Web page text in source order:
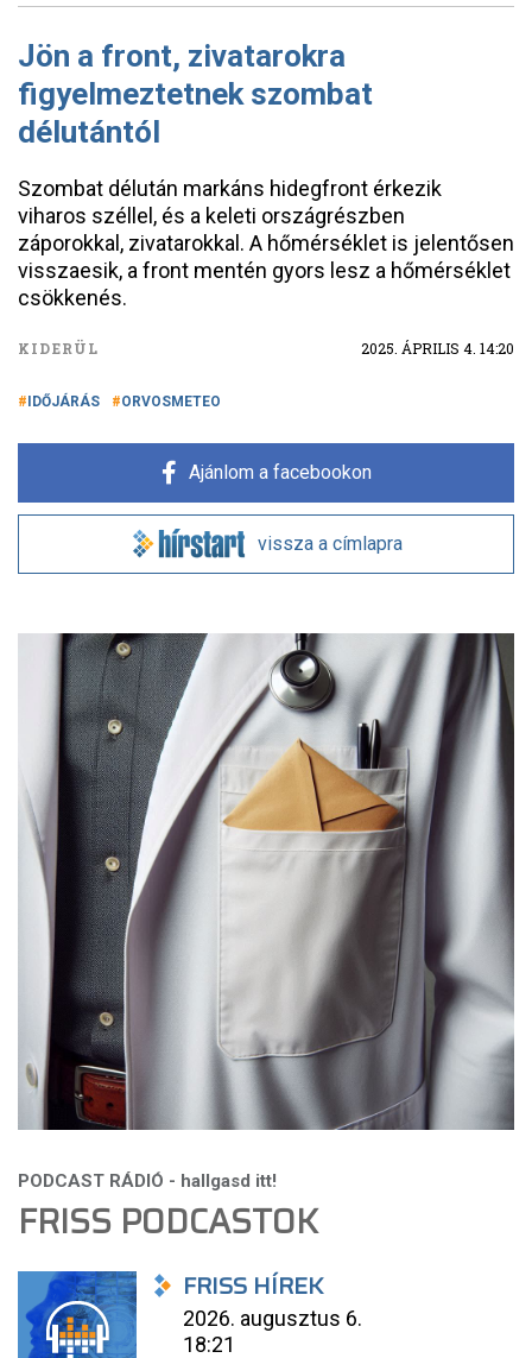
Jön a front, zivatarokra
figyelmeztetnek szombat
délutántól
Szombat délután markáns hidegfront érkezik
viharos széllel, és a keleti országrészben
záporokkal, zivatarokkal. A hőmérséklet is jelentősen
visszaesik, a front mentén gyors lesz a hőmérséklet
csökkenés.
KIDERÜL 2025. ÁPRILIS 4. 14:20
IDŐJÁRÁS ORVOSMETEO
Ajánlom a facebookon
vissza a címlapra
FRISS PODCASTOK
FRISS HÍREK
2026. augusztus 6.
18:21